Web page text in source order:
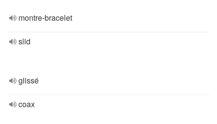
montre-bracelet
slid
glissé
coax